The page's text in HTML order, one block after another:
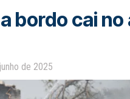
bordo cai
de 2025